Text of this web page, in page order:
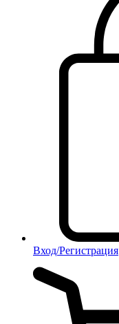
Вход/Регистрация